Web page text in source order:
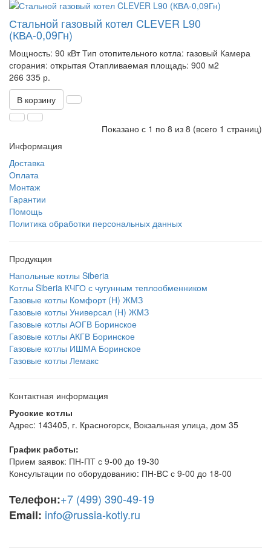
Стальной газовый котел CLEVER L90
(КВА-0,09Гн)
Мощность: 90 кВт Тип отопительного котла: газовый Камера
сгорания: открытая Отапливаемая площадь: 900 м2
266 335 р.
В корзину
Показано с 1 по 8 из 8 (всего 1 страниц)
Информация
Доставка
Оплата
Монтаж
Гарантии
Помощь
Политика обработки персональных данных
Продукция
Напольные котлы Siberia
Котлы Siberia КЧГО с чугунным теплообменником
Газовые котлы Комфорт (Н) ЖМЗ
Газовые котлы Универсал (Н) ЖМЗ
Газовые котлы АОГВ Боринское
Газовые котлы АКГВ Боринское
Газовые котлы ИШМА Боринское
Газовые котлы Лемакс
Контактная информация
Русские котлы
Адрес: 143405, г. Красногорск, Вокзальная улица, дом 35
График работы:
Прием заявок: ПН-ПТ с 9-00 до 19-30
Консультации по оборудованию: ПН-ВС с 9-00 до 18-00
Телефон:+7 (499) 390-49-19
Email: info@russia-kotly.ru